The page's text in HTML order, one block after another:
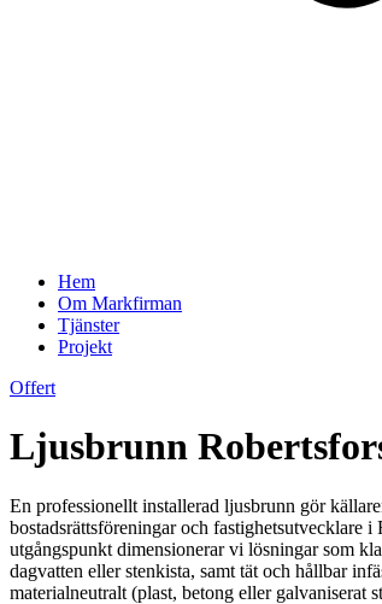
Hem
Om Markfirman
Tjänster
Projekt
Offert
Ljusbrunn
En professionellt installerad ljusbrunn gör
bostadsrättsföreningar och fastighetsutvecklare
utgångspunkt dimensionerar vi lösningar som
dagvatten eller stenkista, samt tät och hållbar
materialneutralt (plast, betong eller galvaniserat